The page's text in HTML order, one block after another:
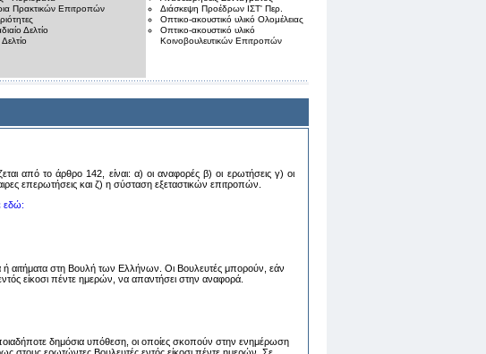
Πρακτικών Επιτροπών
Δελτίο
Διάσκεψη Προέδρων ΙΣΤ' Περ.
Οπτικο-ακουστικό υλικό Ολομέλειας
Οπτικο-ακουστικό υλικό
Κοινοβουλευτικών Επιτροπών
από τo άρθρo 142, είναι: α) oι αναφoρές β) oι ερωτήσεις γ) oι
επερωτήσεις και ζ) η σύσταση εξεταστικών επιτροπών.
εδώ:
στη Βουλή των Ελλήνων. Οι Βουλευτές μπορούν, εάν
είκοσι πέντε ημερών, να απαντήσει στην αναφορά.
δημόσια υπόθεση, οι οποίες σκοπούν στην ενημέρωση